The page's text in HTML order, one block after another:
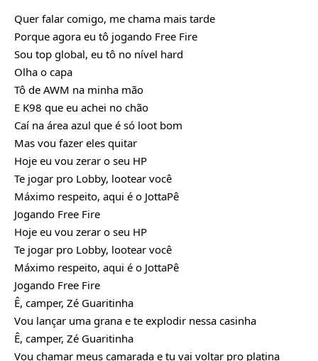
Quer falar comigo, me chama mais tarde
Porque agora eu tô jogando Free Fire
Sou top global, eu tô no nível hard
Olha o capa
Tô de AWM na minha mão
E K98 que eu achei no chão
Caí na área azul que é só loot bom
Mas vou fazer eles quitar
Hoje eu vou zerar o seu HP
Te jogar pro Lobby, lootear você
Máximo respeito, aqui é o JottaPê
Jogando Free Fire
Hoje eu vou zerar o seu HP
Te jogar pro Lobby, lootear você
Máximo respeito, aqui é o JottaPê
Jogando Free Fire
Ê, camper, Zé Guaritinha
Vou lançar uma grana e te explodir nessa casinha
Ê, camper, Zé Guaritinha
Vou chamar meus camarada e tu vai voltar pro platina